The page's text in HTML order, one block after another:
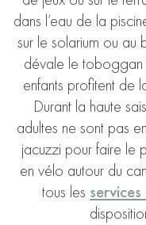
dans l’eau de la
sur le solarium ou au
dévale le toboggan
enfants profitent de
Durant la haute
adultes ne sont pas
jacuzzi pour faire le
en vélo autour du
tous les